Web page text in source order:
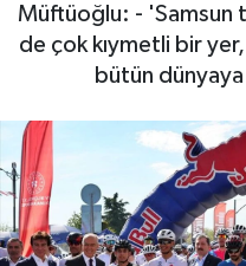
Müftüoğlu: - 'Samsun
de çok kıymetli bir
bütün
SAĞLIK
YAŞAM
RESMİ İLAN
Tüm Manşetler
Haber Arşivi